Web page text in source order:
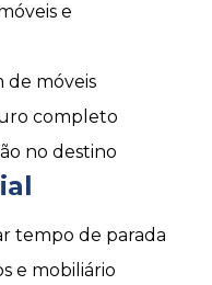
e
de móveis
completo
no destino
tempo de parada
e mobiliário